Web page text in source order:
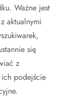
Ważne jest
aktualnymi
się
z
podejście